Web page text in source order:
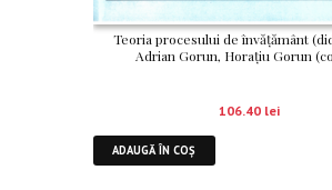
Teoria procesului de învățământ
Adrian Gorun, Horațiu Gorun
106.40 lei
ADAUGĂ ÎN COȘ